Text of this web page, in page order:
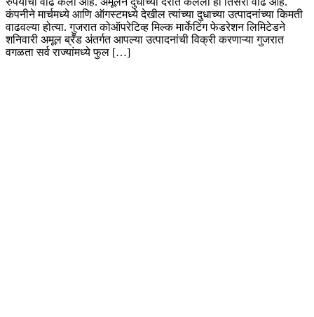
कंपनीने मार्चमध्ये आणि ऑगस्टमध्ये देखील त्यांच्या दुधाच्या उत्पादनांच्या किमती
वाढवल्या होत्या. गुजरात कोऑपरेटिव्ह मिल्क मार्केटिंग फेडरेशन लिमिटेडने
शनिवारी अमूल ब्रँड अंतर्गत आपल्या उत्पादनांची विक्री करणाऱ्या गुजरात
वगळता सर्व राज्यांमध्ये फुल […]